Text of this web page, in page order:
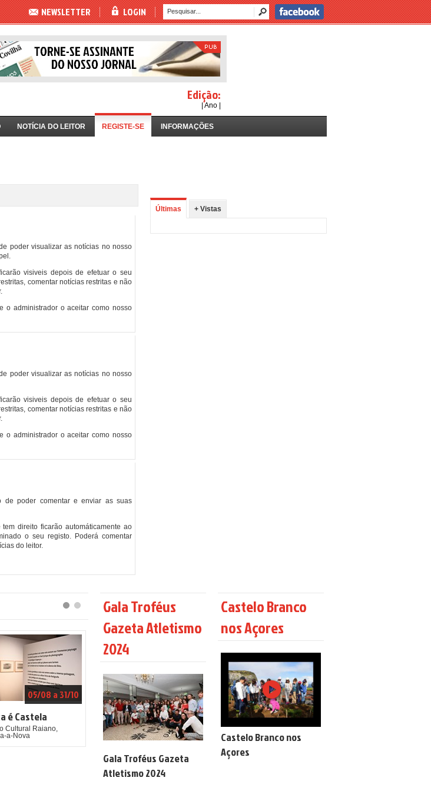
NEWSLETTER LOGIN
Edição:
| Ano |
NOTÍCIA DO LEITOR REGISTE-SE INFORMAÇÕES
poder visualizar as notícias no nosso
visiveis depois de efetuar o seu
comentar notícias restritas e não
o administrador o aceitar como nosso
poder visualizar as notícias no nosso
visiveis depois de efetuar o seu
comentar notícias restritas e não
o administrador o aceitar como nosso
de poder comentar e enviar as suas
direito ficarão automáticamente ao
o seu registo. Poderá comentar
do leitor.
Últimas + Vistas
05/08 a 31/10
é Castela
Cultural Raiano,
a-Nova
Gala Troféus
Gazeta Atletismo
2024
Gala Troféus Gazeta
Atletismo 2024
Castelo Branco
nos Açores
Castelo Branco nos
Açores